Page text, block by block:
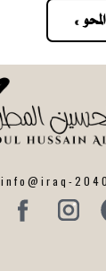
»
info@iraq-